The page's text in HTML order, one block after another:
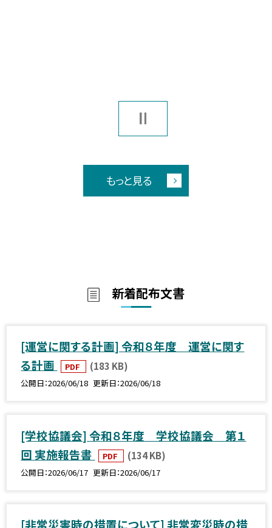
もっと見る
新着配布文書
[運営に関する計画] 令和８年度 運営に関す
る計画
PDF (183 KB)
公開日 2026/06/18 更新日 2026/06/18
[学校協議会] 令和８年度 学校協議会 第１
回 実施報告書
PDF (134 KB)
公開日 2026/06/17 更新日 2026/06/17
[非常災害時の措置について] 非常変災時の措